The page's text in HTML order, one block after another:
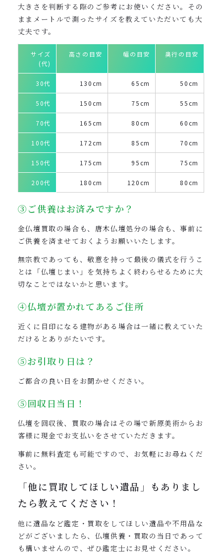
大きさを判断する際のご参考にお使いください。その
ままメートルで測ったサイズを教えていただいても大
丈夫です。
サイズ
(代)
高さの目安 幅の目安 奥行の目安
30代 130cm 65cm 50cm
50代 150cm 75cm 55cm
70代 165cm 80cm 60cm
100代 172cm 85cm 70cm
150代 175cm 95cm 75cm
200代 180cm 120cm 80cm
③ご供養はお済みですか？
金仏壇買取の場合も、唐木仏壇処分の場合も、事前に
ご供養を済ませておくようお願いいたします。
無宗教であっても、敬意を持って最後の儀式を行うこ
とは「仏壇じまい」を気持ちよく終わらせるために大
切なことではないかと思います。
④仏壇が置かれてあるご住所
近くに目印になる建物がある場合は一緒に教えていた
だけるとありがたいです。
⑤お引取り日は？
ご都合の良い日をお聞かせください。
⑤回収日当日！
仏壇を回収後、買取の場合はその場で新原美術からお
客様に現金でお支払いをさせていただきます。
事前に無料査定も可能ですので、お気軽にお尋ねくだ
さい。
「他に買取してほしい遺品」も ありまし
たら教えてください！
他に遺品など鑑定・買取をしてほしい遺品や不用品な
どがございましたら、仏壇供養・買取の当日であって
も構いませんので、ぜひ鑑定士にお見せください。